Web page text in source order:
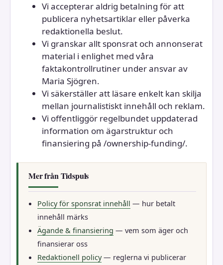
Vi accepterar aldrig betalning för att
publicera nyhetsartiklar eller påverka
redaktionella beslut.
Vi granskar allt sponsrat och annonserat
material i enlighet med våra
faktakontrollrutiner under ansvar av
Maria Sjögren.
Vi säkerställer att läsare enkelt kan skilja
mellan journalistiskt innehåll och reklam.
Vi offentliggör regelbundet uppdaterad
information om ägarstruktur och
finansiering på /ownership-funding/.
Mer från Tidspuls
Policy för sponsrat innehåll — hur betalt
innehåll märks
Ägande & finansiering — vem som äger och
finansierar oss
Redaktionell policy— reglerna vi publicerar